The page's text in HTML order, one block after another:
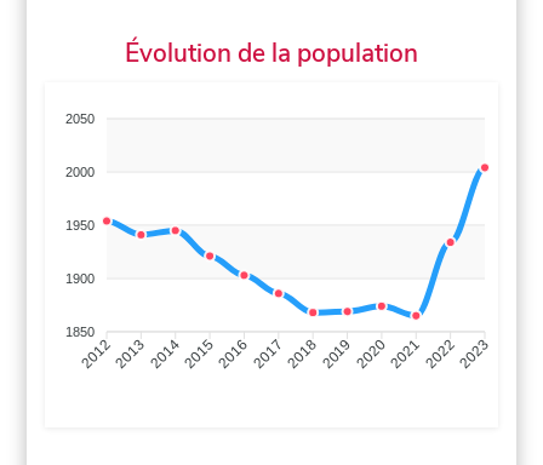
Évolution de la population
2050
2000
1950
1900
1850
201220132014201520162017 20182019 2020202120222023